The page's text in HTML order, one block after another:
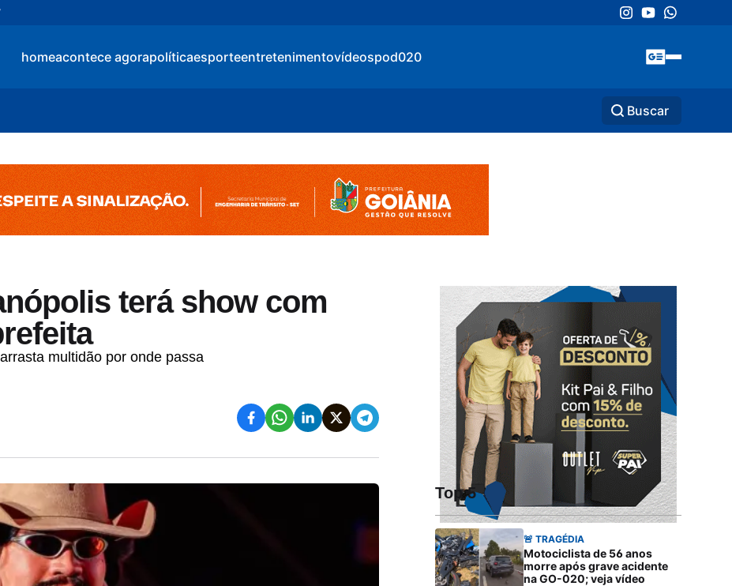
homeacontece agorapolíticaesporteentretenimentovídeospod020
Buscar
terá show com
multidão por onde passa
Top 5
🚨 TRAGÉDIA
Motociclista de 56 anos
morre após grave acidente
na GO-020; veja vídeo